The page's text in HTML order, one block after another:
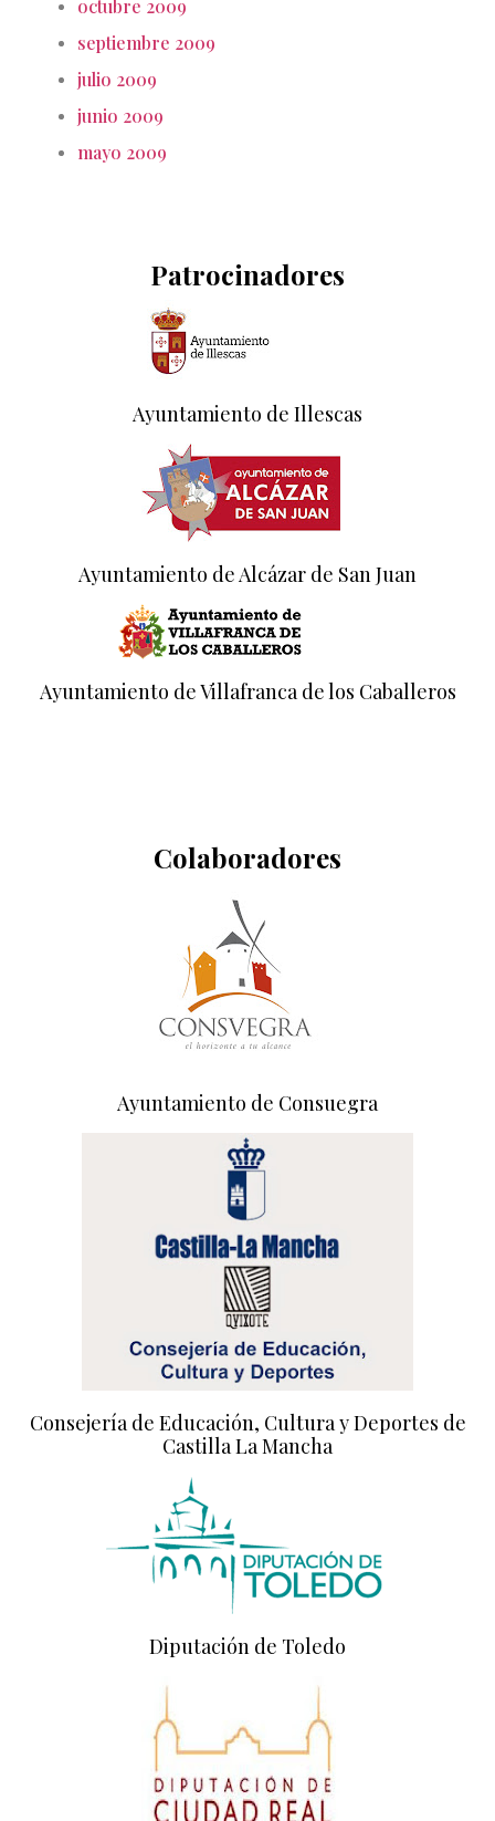
octubre 2009
septiembre 2009
julio 2009
junio 2009
mayo 2009
Patrocinadores
Ayuntamiento de Illescas
Ayuntamiento de Alcázar de San Juan
Ayuntamiento de Villafranca de los Caballeros
Colaboradores
Ayuntamiento de Consuegra
Consejería de Educación, Cultura y Deportes de
Castilla La Mancha
Diputación de Toledo